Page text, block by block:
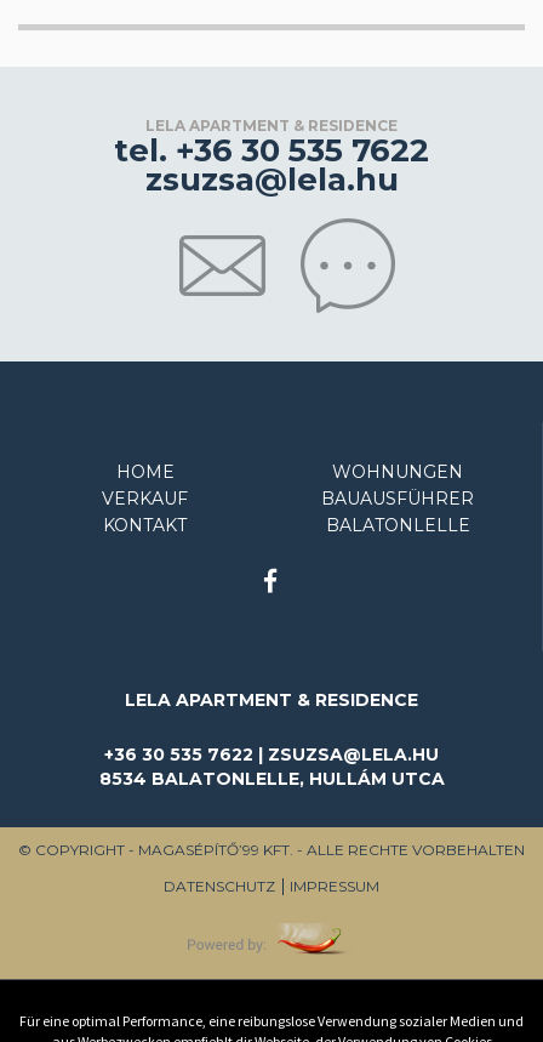
LELA APARTMENT & RESIDENCE
tel. +36 30 535 7622
zsuzsa@lela.hu
HOME
WOHNUNGEN
VERKAUF
BAUAUSFÜHRER
KONTAKT
BALATONLELLE
LELA APARTMENT & RESIDENCE
+36 30 535 7622 | ZSUZSA@LELA.HU
8534 BALATONLELLE, HULLÁM UTCA
© COPYRIGHT - MAGASÉPÍTŐ’99 KFT. - ALLE RECHTE VORBEHALTEN
DATENSCHUTZ
IMPRESSUM
Für eine optimal Performance, eine reibungslose Verwendung sozialer Medien und